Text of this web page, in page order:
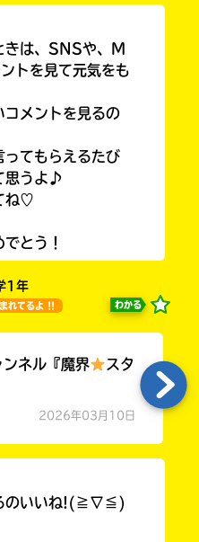
きは、SNSや、M
トを見て元気をも
コメントを見るの
ってもらえるたび
思うよ♪
ね♡
とう！
1年
れてるよ !! わかる
ネル『魔界
スタ
2026年03月10日
のいいね!(≧∇≦)